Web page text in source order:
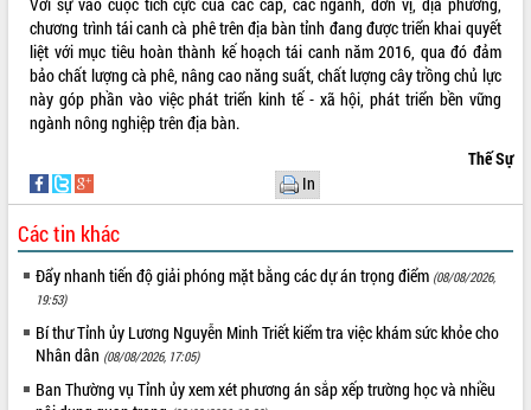
nhanh tiến độ các dự án trọng điểm
trong Khu kinh tế Nam Phú Yên
Hòn Yến phát triển du lịch gắn với bảo
tồn biển
Lấy ý kiến điều chỉnh Quy hoạch tỉnh
Đắk Lắk thời kỳ 2021-2030, tầm nhìn
Phát động chiến dịch 30 ngày đêm
ven biển
Đắk Lắk nỗ lực thúc đẩy tăng trưởng
kinh tế từ 10% trở lên trong Quý
II/2026
Đắk Lắk ký kết thỏa thuận hợp tác về
chuyển đổi số giai đoạn 2026 – 2030
với Tập đoàn Bưu chính Viễn thông
chương trình tái canh cà phê trên địa bàn tỉnh đang được triển khai quyết
liệt với mục tiêu hoàn thành kế hoạch tái canh năm 2016, qua đó đảm
bảo chất lượng cà phê, nâng cao năng suất, chất lượng cây trồng chủ lực
này góp phần vào việc phát triển kinh tế - xã hội, phát triển bền vững
ngành nông nghiệp trên địa bàn.
Thế Sự
In
Các tin khác
Đẩy nhanh tiến độ giải phóng mặt bằng các dự án trọng điểm (08/08/2026,
19:53)
Bí thư Tỉnh ủy Lương Nguyễn Minh Triết kiểm tra việc khám sức khỏe cho
Nhân dân (08/08/2026, 17:05)
Ban Thường vụ Tỉnh ủy xem xét phương án sắp xếp trường học và nhiều